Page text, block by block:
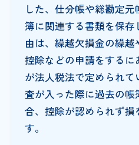
した、仕分帳や総勘定
簿に関連する書類を保
由は、繰越欠損金の繰
控除などの申請をする
が法人税法で定められ
査が入った際に過去の
合、控除が認められず損
す。